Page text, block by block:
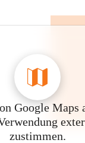
Google Maps
zustimmen.